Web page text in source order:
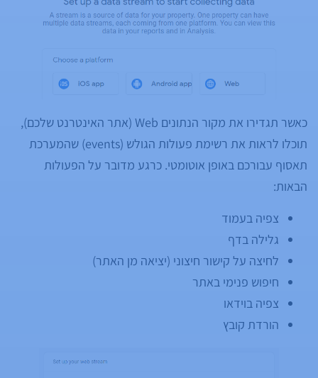
כאשר תגדירו את מקור הנתונים Web (אתר האינטרנט שלכם),
תוכלו לראות את רשימת פעולות הגולש (events) שהמערכת
תאסוף עבורכם באופן אוטומטי. כרגע מדובר על הפעולות
הבאות:
צפיה בעמוד
גלילה בדף
לחיצה על קישור חיצוני (יציאה מן האתר)
חיפוש פנימי באתר
צפיה בוידאו
הורדת קובץ